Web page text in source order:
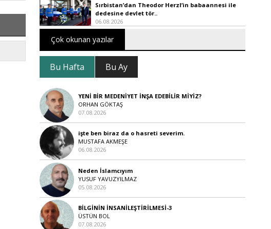
Sırbistan’dan Theodor Herzl’in babaannesi ile
dedesine devlet tör..
06.08.2026
Çok okunan yazılar
Bu Hafta Bu Ay
YENİ BİR MEDENİYET İNŞA EDEBİLİR MİYİZ?
ORHAN GÖKTAŞ
07.08.2026
işte ben biraz da o hasreti severim.
MUSTAFA AKMEŞE
06.08.2026
Neden İslamcıyım
YUSUF YAVUZYILMAZ
05.08.2026
BİLGİNİN İNSANİLEŞTİRİLMESİ-3
ÜSTÜN BOL
07.08.2026